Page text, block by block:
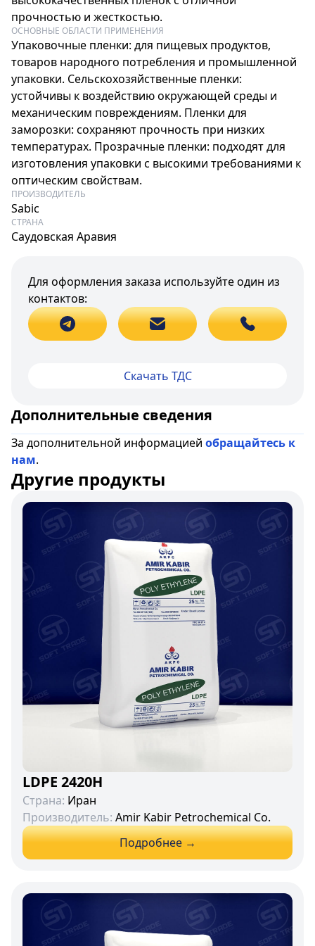
прочностью и жесткостью.
ОСНОВНЫЕ ОБЛАСТИ ПРИМЕНЕНИЯ
Упаковочные пленки: для пищевых продуктов,
товаров народного потребления и промышленной
упаковки. Сельскохозяйственные пленки:
устойчивы к воздействию окружающей среды и
механическим повреждениям. Пленки для
заморозки: сохраняют прочность при низких
температурах. Прозрачные пленки: подходят для
изготовления упаковки с высокими требованиями к
оптическим свойствам.
ПРОИЗВОДИТЕЛЬ
Sabic
СТРАНА
Саудовская Аравия
Для оформления заказа используйте один из
контактов:
Скачать ТДС
Дополнительные сведения
За дополнительной информацией обращайтесь к
нам.
Другие продукты
LDPE 2420H
Страна: Иран
Производитель: Amir Kabir Petrochemical Co.
Подробнее →